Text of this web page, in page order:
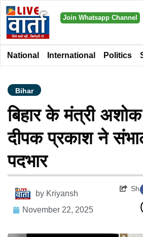
Join Whatsapp Channel
National International Politics
Bihar
बिहार के मंत्री
दीपक प्रकाश ने
पदभार
by Kriyansh
November 22, 2025